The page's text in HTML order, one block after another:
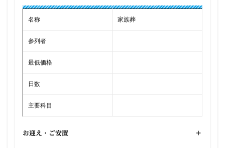
名称 家族葬
参列者
最低価格
日数
主要科目
お迎え・ご安置 +